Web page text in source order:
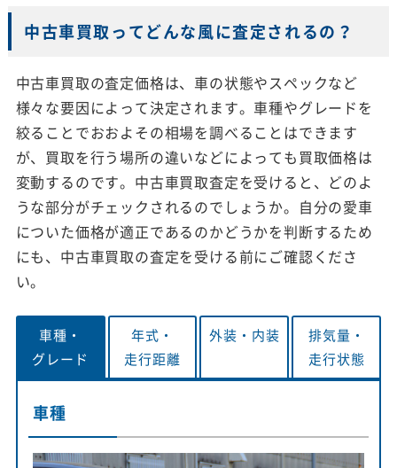
中古車買取ってどんな風に査定されるの？
中古車買取の査定価格は、車の状態やスペックなど
様々な要因によって決定されます。車種やグレードを
絞ることでおおよその相場を調べることはできます
が、買取を行う場所の違いなどによっても買取価格は
変動するのです。中古車買取査定を受けると、どのよ
うな部分がチェックされるのでしょうか。自分の愛車
についた価格が適正であるのかどうかを判断するため
にも、中古車買取の査定を受ける前にご確認くださ
い。
車種・
グレード
年式・
走行距離
外装・ 内装
排気量・
走行状態
車種